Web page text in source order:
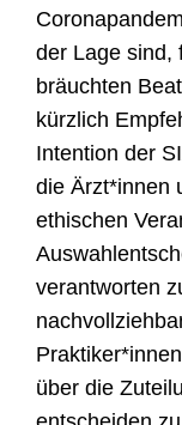
der Lage sind,
bräuchten
kürzlich
Intention der
die Ärzt*innen
ethischen
verantworten
über die